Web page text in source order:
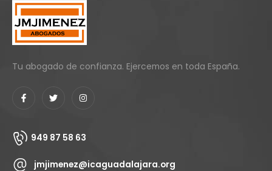
Tu abogado de confianza. Ejercemos en toda España.
949 87 58 63
jmjimenez@icaguadalajara.org